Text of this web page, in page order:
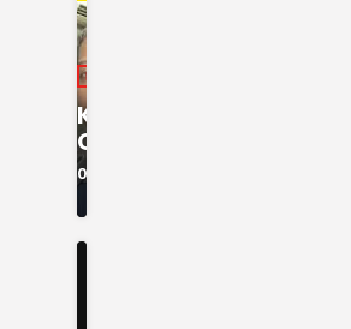
INFORMAÇÃO
KIANDAND
O
06:05 - 10:00